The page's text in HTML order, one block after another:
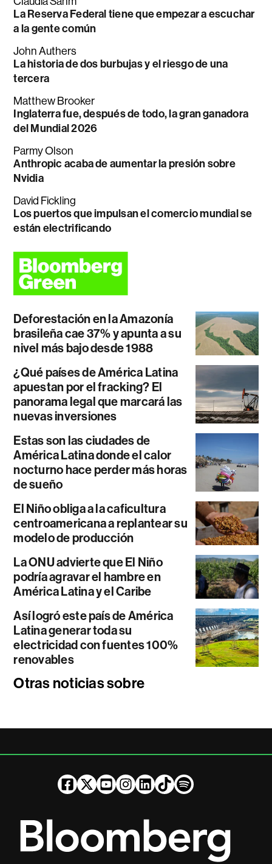
La Reserva Federal tiene que empezar a escuchar
a la gente común
John Authers
La historia de dos burbujas y el riesgo de una
tercera
Matthew Brooker
Inglaterra fue, después de todo, la gran ganadora
del Mundial 2026
Parmy Olson
Anthropic acaba de aumentar la presión sobre
Nvidia
David Fickling
Los puertos que impulsan el comercio mundial se
están electrificando
Deforestación en la Amazonía
brasileña cae 37% y apunta a su
nivel más bajo desde 1988
¿Qué países de América Latina
apuestan por el fracking? El
panorama legal que marcará las
nuevas inversiones
Estas son las ciudades de
América Latina donde el calor
nocturno hace perder más horas
de sueño
El Niño obliga a la caficultura
centroamericana a replantear su
modelo de producción
La ONU advierte que El Niño
podría agravar el hambre en
América Latina y el Caribe
Así logró este país de América
Latina generar toda su
electricidad con fuentes 100%
renovables
Otras noticias sobre